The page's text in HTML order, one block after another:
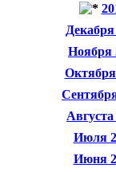
Ноября
Октября
Августа
Июля
Июня